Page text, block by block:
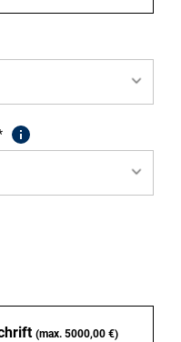
(max. 5000,00 €)